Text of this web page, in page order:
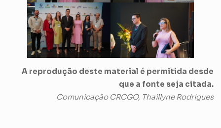
A reprodução deste material é permitida desde
que a fonte seja citada.
Comunicação CRCGO, Thaillyne Rodrigues